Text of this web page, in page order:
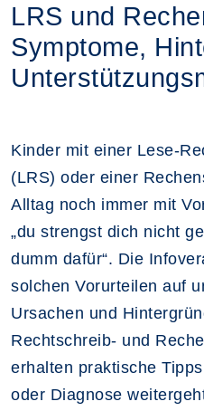
LRS und
Symptome,
Kinder mit einer Lese-
(LRS) oder einer
Alltag noch immer mit
„du strengst dich nicht
dumm dafür“. Die
solchen Vorurteilen auf
Ursachen und
Rechtschreib- und
erhalten praktische
oder Diagnose